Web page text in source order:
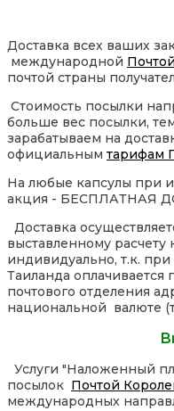
Доставка всех ваших
международной
почтой страны
Стоимость посылки
больше вес посылки,
зарабатываем на
официальным тарифам
На любые капсулы при
акция - БЕСПЛАТНАЯ
Доставка
выставленному расчету
индивидуально, т.к.
Таиланда оплачивается
почтового отделения
национальной валюте
Услуги "Наложенный
посылок Почтой
международных